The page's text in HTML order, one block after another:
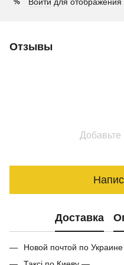
Отзывы
Доставка
Новой почтой по